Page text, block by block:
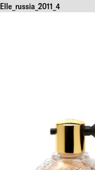
Elle_russia_2011_4